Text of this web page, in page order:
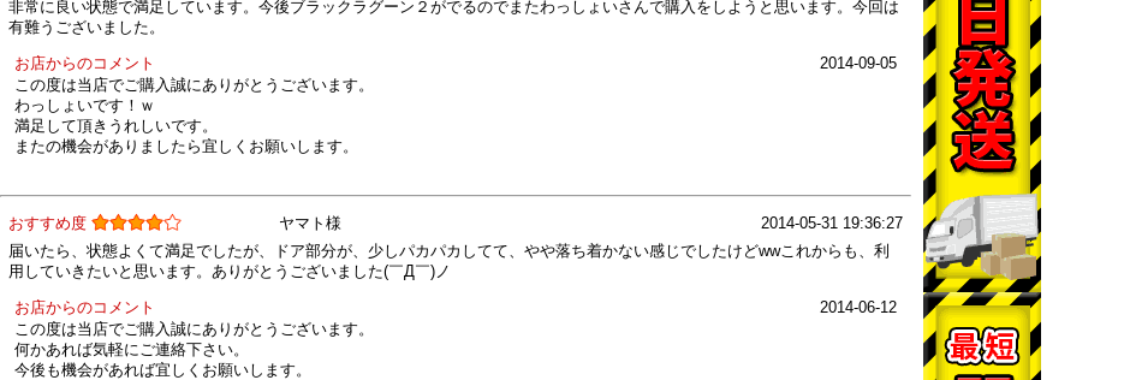
非常に良い状態で満足しています。今後ブラックラグーン２がでるのでまたわっしょいさんで購入をしようと思います。今回は
有難うございました。
お店からのコメント
2014-09-05
この度は当店でご購入誠にありがとうございます。
わっしょいです！ｗ
満足して頂きうれしいです。
またの機会がありましたら宜しくお願いします。
おすすめ度 ヤマト様
2014-05-31 19:36:27
届いたら、状態よくて満足でしたが、ドア部分が、少しパカパカしてて、やや落ち着かない感じでしたけどwwこれからも、利
用していきたいと思います。ありがとうございました(￣Д￣)ノ
お店からのコメント
2014-06-12
この度は当店でご購入誠にありがとうございます。
何かあれば気軽にご連絡下さい。
今後も機会があれば宜しくお願いします。